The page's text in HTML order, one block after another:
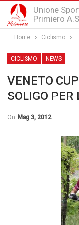
Unione
Primiero
Home Ciclismo
CICLISMO NEWS
VENETO
SOLIGO
On Mag 3, 2012